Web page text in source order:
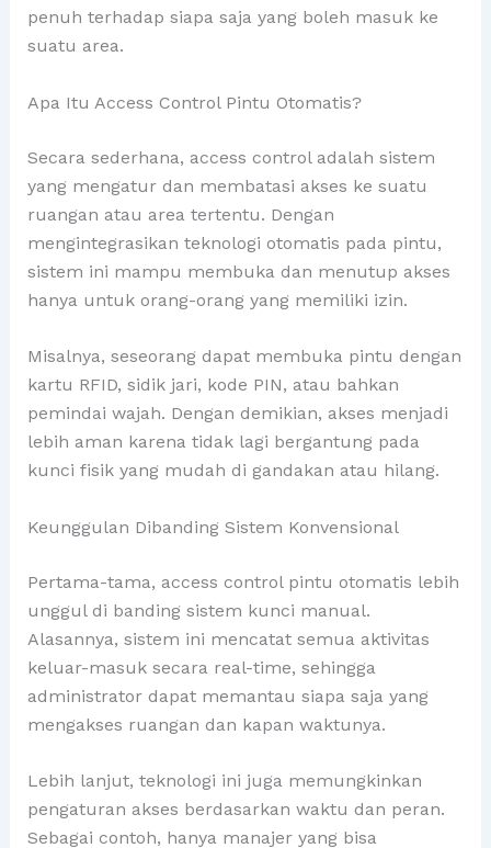
penuh terhadap siapa saja yang boleh masuk ke
suatu area.
Apa Itu Access Control Pintu Otomatis?
Secara sederhana, access control adalah sistem
yang mengatur dan membatasi akses ke suatu
ruangan atau area tertentu. Dengan
mengintegrasikan teknologi otomatis pada pintu,
sistem ini mampu membuka dan menutup akses
hanya untuk orang-orang yang memiliki izin.
Misalnya, seseorang dapat membuka pintu dengan
kartu RFID, sidik jari, kode PIN, atau bahkan
pemindai wajah. Dengan demikian, akses menjadi
lebih aman karena tidak lagi bergantung pada
kunci fisik yang mudah di gandakan atau hilang.
Keunggulan Dibanding Sistem Konvensional
Pertama-tama, access control pintu otomatis lebih
unggul di banding sistem kunci manual.
Alasannya, sistem ini mencatat semua aktivitas
keluar-masuk secara real-time, sehingga
administrator dapat memantau siapa saja yang
mengakses ruangan dan kapan waktunya.
Lebih lanjut, teknologi ini juga memungkinkan
pengaturan akses berdasarkan waktu dan peran.
Sebagai contoh, hanya manajer yang bisa